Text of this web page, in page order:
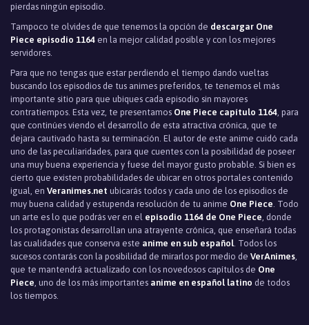
pierdas ningún episodio.
Tampoco te olvides de que tenemos la opción de descargar One
Piece episodio 1164 en la mejor calidad posible y con los mejores
servidores.
Para que no tengas que estar perdiendo el tiempo dando vueltas
buscando los episodios de tus animes preferidos, te tenemos el más
importante sitio para que ubiques cada episodio sin mayores
contratiempos. Esta vez, te presentamos One Piece capítulo 1164, para
que continúes viendo el desarrollo de esta atractiva crónica, que te
dejara cautivado hasta su terminación. El autor de este anime cuidó cada
uno de las peculiaridades, para que cuentes con la posibilidad de poseer
una muy buena experiencia y fuese del mayor gusto probable. Si bien es
cierto que existen probabilidades de ubicar en otros portales contenido
igual, en Veranimes.net ubicarás todos y cada uno de los episodios de
muy buena calidad y estupenda resolución de tu anime One Piece. Todo
un arte es lo que podrás ver en el episodio 1164 de One Piece, donde
los protagonistas desarrollan una atrayente crónica, que enseñará todas
las cualidades que conserva este anime en sub español. Todos los
sucesos contarás con la posibilidad de mirarlos por medio de VerAnimes,
que te mantendrá actualizado con los novedosos capítulos de One
Piece, uno de los más importantes anime en español latino de todos
los tiempos.